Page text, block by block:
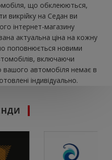
що обклеюються,
викрійку на Седан ви
інтернет-магазину
актуальна ціна на кожну
поповнюється новими
включаючи
вашого автомобіля немає в
індивідуально.